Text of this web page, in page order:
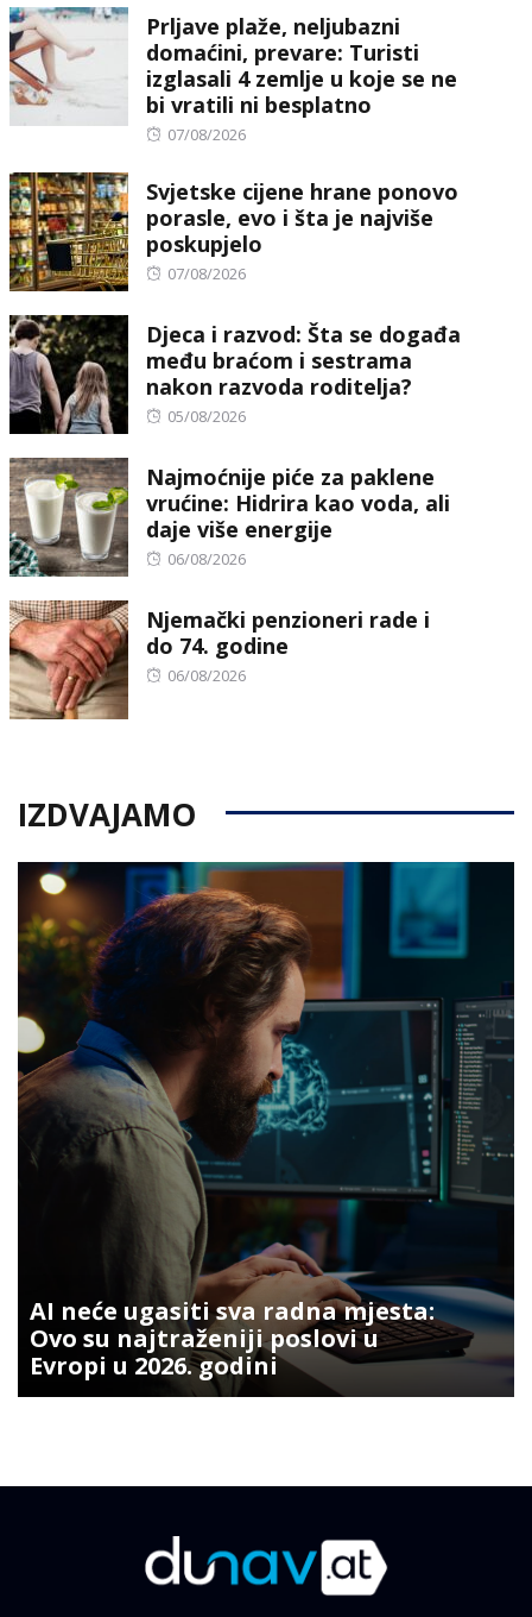
Prljave plaže, neljubazni
domaćini, prevare: Turisti
izglasali 4 zemlje u koje se ne
bi vratili ni besplatno
Posted
07/08/2026
Svjetske cijene hrane ponovo
porasle, evo i šta je najviše
poskupjelo
Posted
07/08/2026
Djeca i razvod: Šta se događa
među braćom i sestrama
nakon razvoda roditelja?
Posted
05/08/2026
Najmoćnije piće za paklene
vrućine: Hidrira kao voda, ali
daje više energije
Posted
06/08/2026
Njemački penzioneri rade i
do 74. godine
Posted
06/08/2026
IZDVAJAMO
AI neće ugasiti sva radna mjesta:
Ovo su najtraženiji poslovi u
Evropi u 2026. godini